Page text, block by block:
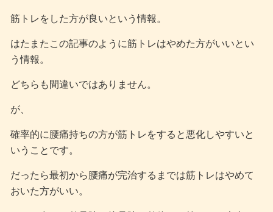
筋トレをした方が良いという情報。
はたまたこの記事のように筋トレはやめた方がいいとい
う情報。
どちらも間違いではありません。
が、
確率的に腰痛持ちの方が筋トレをすると悪化しやすいと
いうことです。
だったら最初から腰痛が完治するまでは筋トレはやめて
おいた方がいい。